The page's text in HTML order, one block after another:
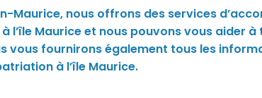
Maurice, nous offrons des services
l’île Maurice et nous pouvons vous aider
vous fournirons également tous les
à l’île Maurice.